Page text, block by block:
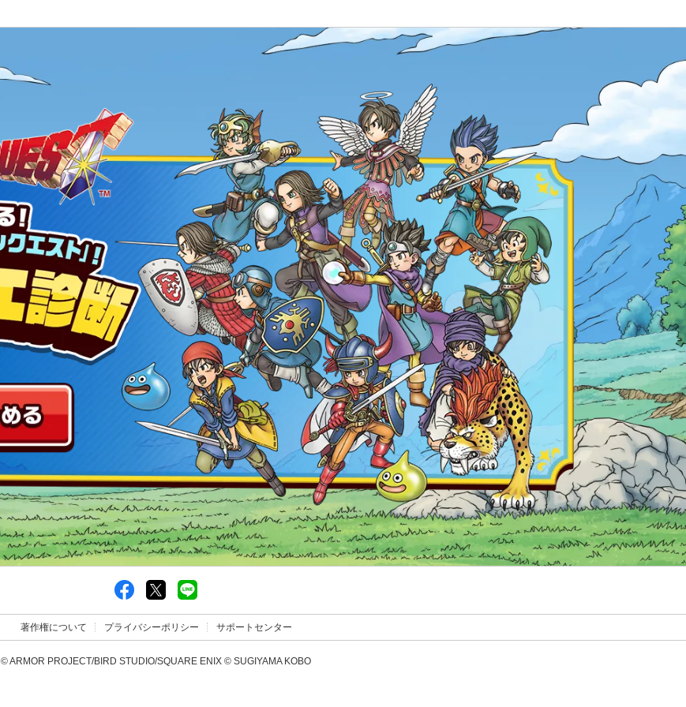
著作権について プライバシーポリシー サポートセンター
© ARMOR PROJECT/BIRD STUDIO/SQUARE ENIX © SUGIYAMA KOBO